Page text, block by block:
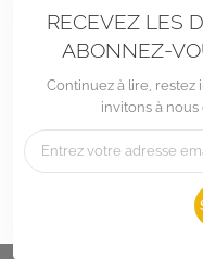
RECEVEZ LES
ABONNEZ-
Continuez à lire,
invitons à